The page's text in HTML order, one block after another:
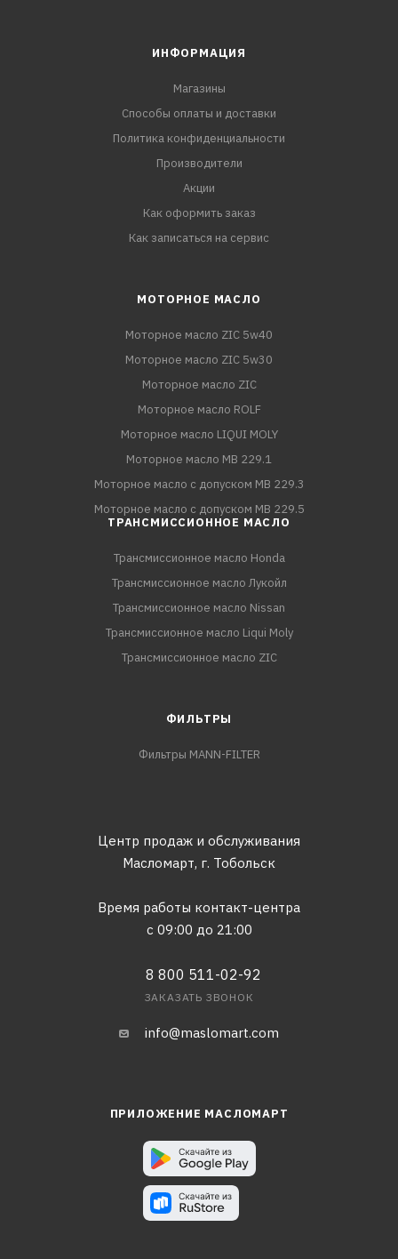
ИНФОРМАЦИЯ
Магазины
Способы оплаты и доставки
Политика конфиденциальности
Производители
Акции
Как оформить заказ
Как записаться на сервис
МОТОРНОЕ МАСЛО
Моторное масло ZIC 5w40
Моторное масло ZIC 5w30
Моторное масло ZIC
Моторное масло ROLF
Моторное масло LIQUI MOLY
Моторное масло MB 229.1
Моторное масло с допуском MB 229.3
Моторное масло с допуском MB 229.5
ТРАНСМИССИОННОЕ МАСЛО
Трансмиссионное масло Honda
Трансмиссионное масло Лукойл
Трансмиссионное масло Nissan
Трансмиссионное масло Liqui Moly
Трансмиссионное масло ZIC
ФИЛЬТРЫ
Фильтры MANN-FILTER
Центр продаж и обслуживания
Масломарт, г. Тобольск
Время работы контакт-центра
с 09:00 до 21:00
8 800 511-02-92
ЗАКАЗАТЬ ЗВОНОК
info@maslomart.com
ПРИЛОЖЕНИЕ МАСЛОМАРТ